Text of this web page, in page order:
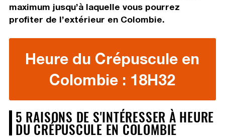
maximum jusqu’à laquelle vous pourrez
profiter de l’extérieur en Colombie.
Heure du Crépuscule en
Colombie : 18H32
5 RAISONS DE S'INTÉRESSER À HEURE
DU CRÉPUSCULE EN COLOMBIE